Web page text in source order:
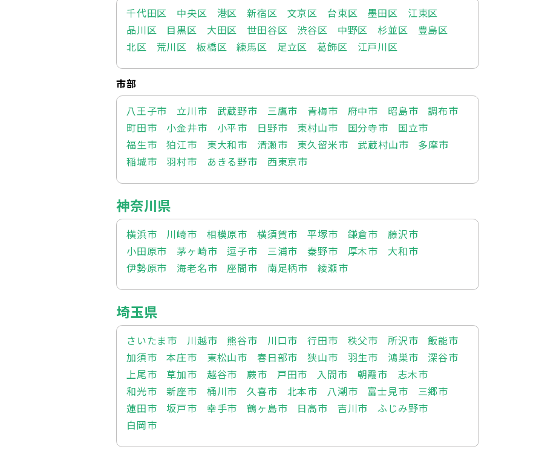
千代田区
中央区 港区 新宿区 文京区 台東区 墨田区
江東区
品川区
目黒区 大田区 世田谷区 渋谷区 中野区 杉並区
豊島区
北区
荒川区 板橋区 練馬区 足立区 葛飾区 江戸川区
市部
八王子市
立川市 武蔵野市 三鷹市 青梅市 府中市 昭島市
調布市
町田市
小金井市 小平市 日野市 東村山市 国分寺市
国立市
福生市
狛江市 東大和市 清瀬市 東久留米市 武蔵村山市
多摩市
稲城市
羽村市 あきる野市 西東京市
神奈川県
横浜市 川崎市 相模原市 横須賀市 平塚市 鎌倉市
藤沢市
小田原市
茅ヶ崎市 逗子市 三浦市 秦野市 厚木市
大和市
伊勢原市
海老名市 座間市 南足柄市 綾瀬市
埼玉県
さいたま市 川越市 熊谷市 川口市 行田市 秩父市 所沢市
飯能市
加須市
本庄市 東松山市 春日部市 狭山市 羽生市 鴻巣市
深谷市
上尾市
草加市 越谷市 蕨市 戸田市 入間市 朝霞市
志木市
和光市
新座市 桶川市 久喜市 北本市 八潮市 富士見市
三郷市
蓮田市
坂戸市 幸手市 鶴ヶ島市 日高市 吉川市
ふじみ野市
白岡市